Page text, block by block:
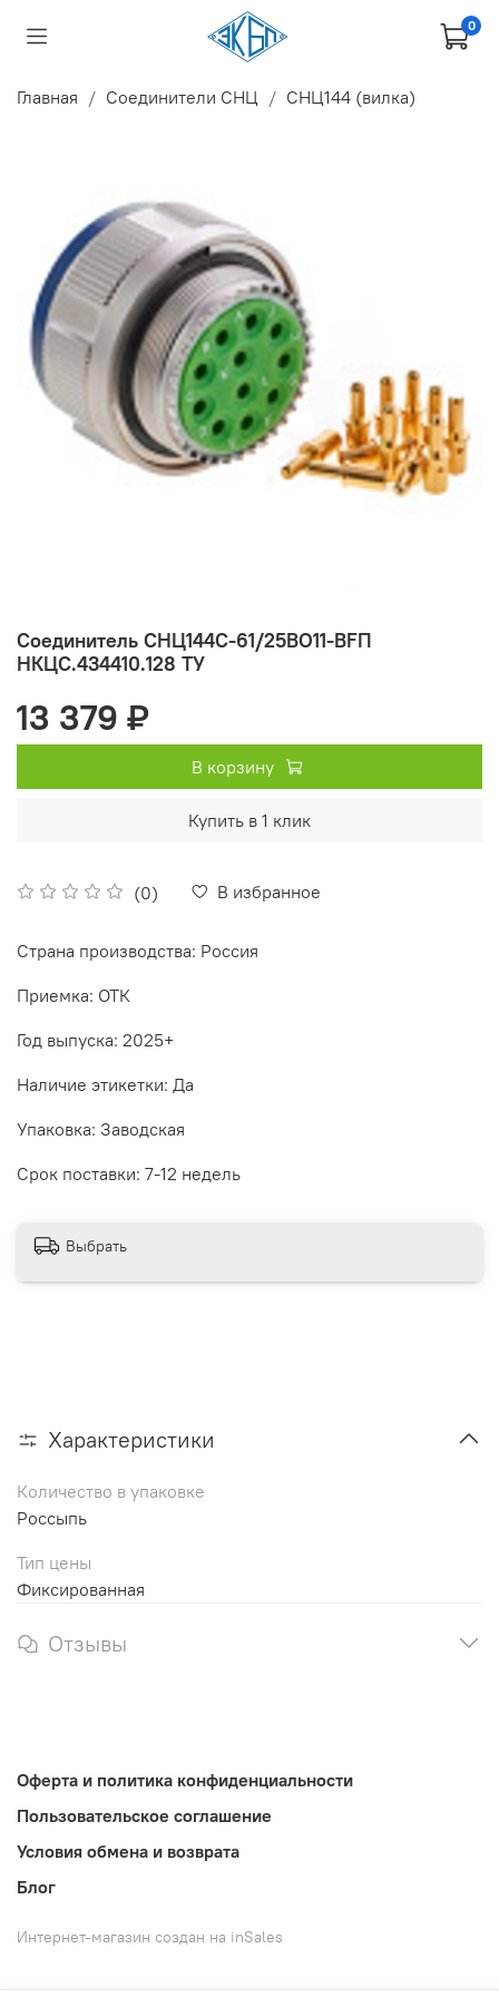
0
Главная Соединители СНЦ СНЦ144 (вилка)
Соединитель СНЦ144С-61/25ВО11-BFП
НКЦС.434410.128 ТУ
(0) В избранное
13 379 ₽
В корзину
Купить в 1 клик
Страна производства: Россия
Приемка: ОТК
Год выпуска: 2025+
Наличие этикетки: Да
Упаковка: Заводская
Срок поставки: 7-12 недель
Выбрать
Характеристики
Количество в упаковке
Россыпь
Тип цены
Фиксированная
Отзывы
Оферта и политика конфиденциальности
Пользовательское соглашение
Условия обмена и возврата
Блог
Интернет-магазин создан на inSales